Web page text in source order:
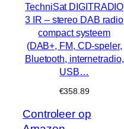
TechniSat DIGITRADIO
3 IR – stereo DAB radio
compact systeem
(DAB+, FM, CD-speler,
Bluetooth, internetradio,
USB…
€358.89
Controleer op